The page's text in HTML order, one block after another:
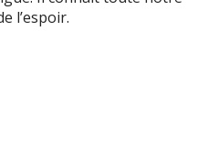
l’espoir.